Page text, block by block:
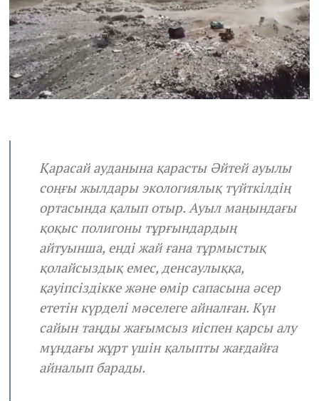
Қарасай ауданына қарасты Әйтей ауылы
соңғы жылдары экологиялық түйткілдің
ортасында қалып отыр. Ауыл маңындағы
қоқыс полигоны тұрғындардың
айтуынша, енді жай ғана тұрмыстық
қолайсыздық емес, денсаулыққа,
қауіпсіздікке және өмір сапасына әсер
ететін күрделі мәселеге айналған. Күн
сайын таңды жағымсыз иіспен қарсы алу
мұндағы жұрт үшін қалыпты жағдайға
айналып барады.